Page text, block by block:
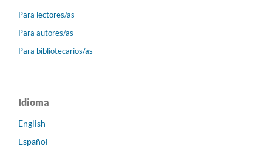
Para lectores/as
Para autores/as
Para bibliotecarios/as
Idioma
English
Español